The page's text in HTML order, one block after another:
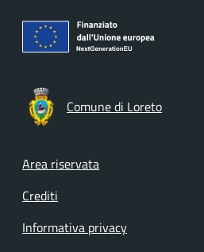
Comune di Loreto
Footer menu
Area riservata
Crediti
Informativa privacy